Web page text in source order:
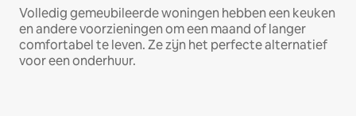
Volledig gemeubileerde woningen hebben een keuken
en andere voorzieningen om een maand of langer
comfortabel te leven. Ze zijn het perfecte alternatief
voor een onderhuur.